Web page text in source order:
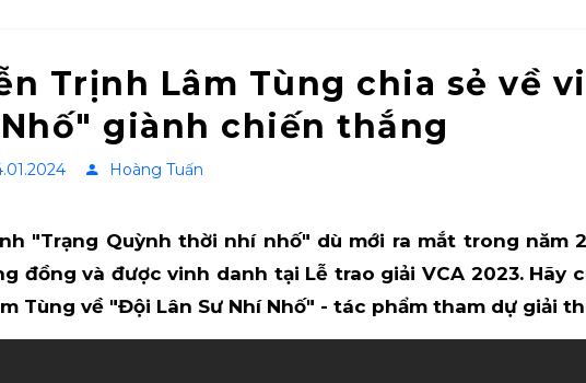
Trịnh Lâm Tùng chia sẻ về
giành chiến thắng
Hoàng Tuấn
"Trạng Quỳnh thời nhí nhố" dù mới ra mắt trong năm
đồng và được vinh danh tại Lễ trao giải VCA 2023. Hãy
Tùng về "Đội Lân Sư Nhí Nhố" - tác phẩm tham dự giải